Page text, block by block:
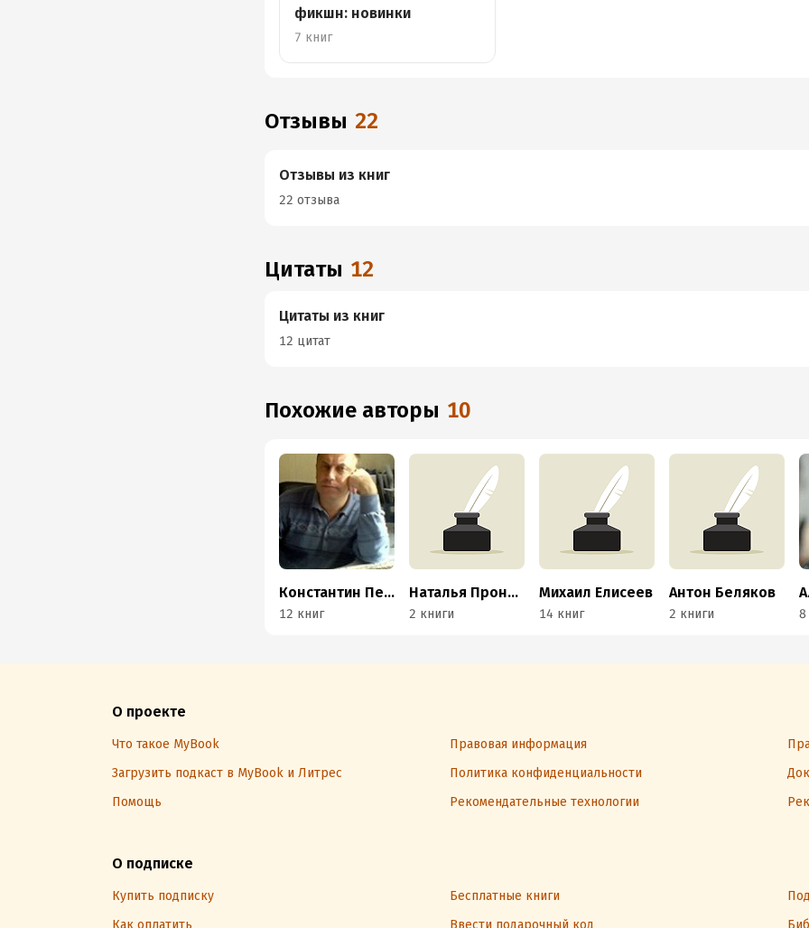
фикшн: новинки
7 книг
Отзывы 22
Отзывы из книг
22 отзыва
Цитаты 12
Цитаты из книг
12 цитат
Похожие авторы 10
Константин Пензев
12 книг
Наталья Пронина
2 книги
Михаил Елисеев
14 книг
Антон Беляков
2 книги 8
О проекте
Что такое MyBook Правовая информация
Загрузить подкаст в MyBook и Литрес
Политика конфиденциальности
Помощь
Рекомендательные технологии
О подписке
Купить подписку Бесплатные книги
Как оплатить
Ввести подарочный код